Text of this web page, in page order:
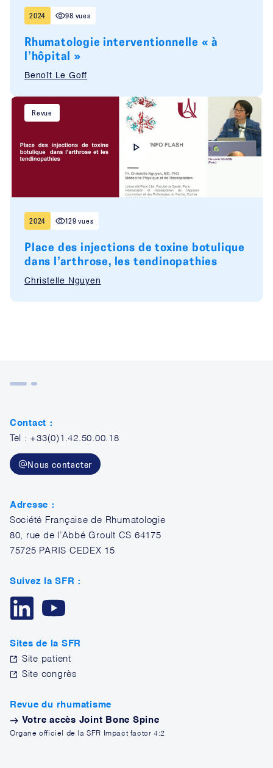
2024 98 vues
Rhumatologie interventionnelle « à
l’hôpital »
Benoît Le Goff
Revue
2024 129 vues
Place des injections de toxine botulique
dans l’arthrose, les tendinopathies
Christelle Nguyen
Contact :
Tel : +33(0)1.42.50.00.18
Nous contacter
Adresse :
Société Française de Rhumatologie
80, rue de l’Abbé Groult CS 64175
75725 PARIS CEDEX 15
Suivez la SFR :
Sites de la SFR
Site patient
Site congrès
Revue du rhumatisme
Votre accès Joint Bone Spine
Organe officiel de la SFR Impact factor 4:2